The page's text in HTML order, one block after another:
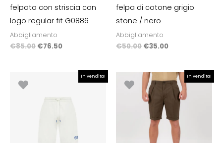
felpato con striscia con
logo regular fit G0886
Abbigliamento
€85.00 €76.50
felpa di cotone grigio
stone / nero
Abbigliamento
€50.00 €35.00
In vendita!
prezzo
In vendita!
Il
prezzo
originale
era:
€69.90.
prezzo
attuale
€48.93.